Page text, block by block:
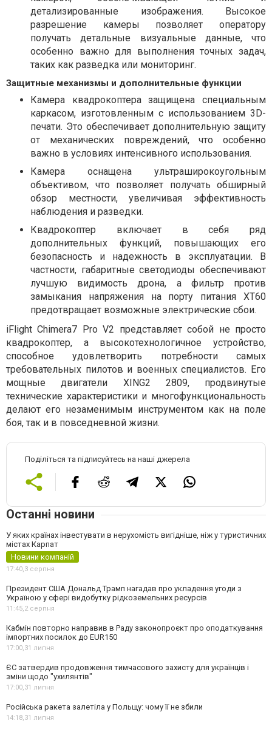
детализированные изображения. Высокое
разрешение камеры позволяет оператору
получать детальные визуальные данные, что
особенно важно для выполнения точных задач,
таких как разведка или мониторинг.
Защитные механизмы и дополнительные функции
Камера квадрокоптера защищена специальным
каркасом, изготовленным с использованием 3D-
печати. Это обеспечивает дополнительную защиту
от механических повреждений, что особенно
важно в условиях интенсивного использования.
Камера оснащена ультраширокоугольным
объективом, что позволяет получать обширный
обзор местности, увеличивая эффективность
наблюдения и разведки.
Квадрокоптер включает в себя ряд
дополнительных функций, повышающих его
безопасность и надежность в эксплуатации. В
частности, габаритные светодиоды обеспечивают
лучшую видимость дрона, а фильтр против
замыкания напряжения на порту питания XT60
предотвращает возможные электрические сбои.
iFlight Chimera7 Pro V2 представляет собой не просто
квадрокоптер, а высокотехнологичное устройство,
способное удовлетворить потребности самых
требовательных пилотов и военных специалистов. Его
мощные двигатели XING2 2809, продвинутые
технические характеристики и многофункциональность
делают его незаменимым инструментом как на поле
боя, так и в повседневной жизни.
Поділіться та підписуйтесь на наші джерела
Останні новини
У яких країнах інвестувати в нерухомість вигідніше, ніж у туристичних
містах Карпат
Новини компаній
17:40,3 серпня
Президент США Дональд Трамп нагадав про укладення угоди з
Україною у сфері видобутку рідкоземельних ресурсів
11:45,2 серпня
Кабмін повторно направив в Раду законопроєкт про оподаткування
імпортних посилок до EUR150
17:00,31 липня
ЄС затвердив продовження тимчасового захисту для українців і
зміни щодо "ухилянтів"
17:00,31 липня
Російська ракета залетіла у Польщу: чому її не збили
14:18,31 липня